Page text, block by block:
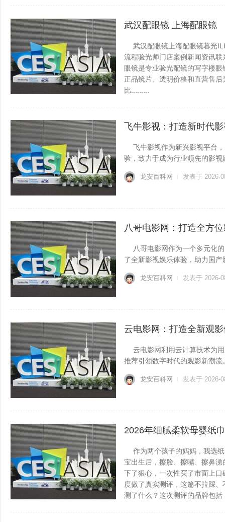
武汉配眼镜 上海配眼镜
武汉配眼镜上海配眼镜暮光
流程验光师门店案例新闻资讯
眼镜是专业验光配镜的写字楼
正品镜片、透明价格和直营售
比.........
飞牛影视：打造新时代
飞牛影视作为新兴影视平台，
验，致力于成为行业领先的影视
龙安百科网 发表于 2026-
八哥电影网：打造全方
八哥电影网作为一个多元化的
了全新影视娱乐体验，助力国
龙安百科网 发表于 2026-
云电影网：打造全新观
云电影网利用云计算技术为用
推荐引领数字时代的观影新潮流
龙安百科网 发表于 2026-
2026年细腻柔软母婴纸
作为两个孩子的妈妈，我选纸
宝出生后，擦脸、擦嘴、擦鼻
下了狠心，一次性买了市面上
度做了真实测评，这篇不拉踩
测了什么？这次测评的品牌包括